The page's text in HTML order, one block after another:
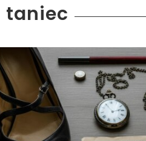
taniec